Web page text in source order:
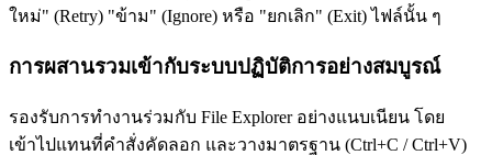
ใหม่" (Retry) "ข้าม" (Ignore) หรือ "ยกเลิก" (Exit) ไฟล์นั้น ๆ
การผสานรวมเข้ากับระบบปฏิบัติการอย่างสมบูรณ์
รองรับการทำงานร่วมกับ File Explorer อย่างแนบเนียน โดย
เข้าไปแทนที่คำสั่งคัดลอก และวางมาตรฐาน (Ctrl+C / Ctrl+V)